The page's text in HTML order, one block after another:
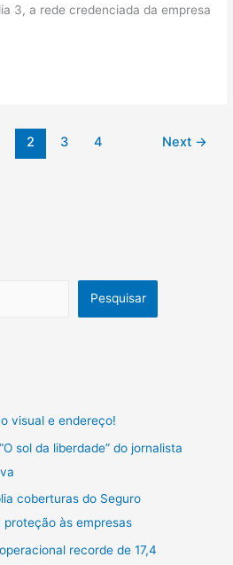
3, a rede credenciada da empresa
2 3 4 Next →
Pesquisar
visual e endereço!
sol da liberdade” do jornalista
coberturas do Seguro
proteção às empresas
recorde de 17,4